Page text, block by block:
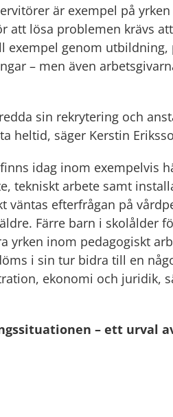
är exempel på
att lösa problemen krävs
exempel genom utbildning,
– men även
sin rekrytering och
heltid, säger Kerstin
idag inom exempelvis
tekniskt arbete samt
väntas efterfrågan på
Färre barn i skolålder
yrken inom pedagogiskt
i sin tur bidra till en
ekonomi och juridik,
– ett urval